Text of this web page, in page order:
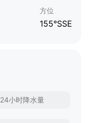
方位
155°SSE
24小时降水量